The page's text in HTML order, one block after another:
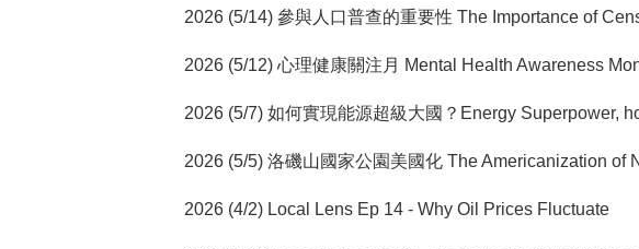
2026 (5/14) 參與人口普查的重要性 The Importance of
2026 (5/12) 心理健康關注月 Mental Health Awareness
2026 (5/7) 如何實現能源超級大國？Energy Superpower,
2026 (5/5) 洛磯山國家公園美國化 The Americanization of
2026 (4/2) Local Lens Ep 14 - Why Oil Prices Fluctuate